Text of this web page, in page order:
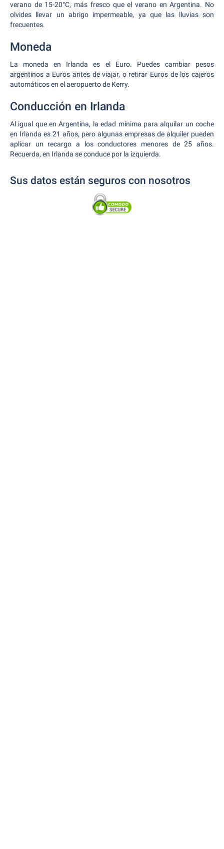
verano de 15-20°C, más fresco que el verano en Argentina. No
olvides llevar un abrigo impermeable, ya que las lluvias son
frecuentes.
Moneda
La moneda en Irlanda es el Euro. Puedes cambiar pesos
argentinos a Euros antes de viajar, o retirar Euros de los cajeros
automáticos en el aeropuerto de Kerry.
Conducción en Irlanda
Al igual que en Argentina, la edad mínima para alquilar un coche
en Irlanda es 21 años, pero algunas empresas de alquiler pueden
aplicar un recargo a los conductores menores de 25 años.
Recuerda, en Irlanda se conduce por la izquierda.
Sus datos están seguros con nosotros